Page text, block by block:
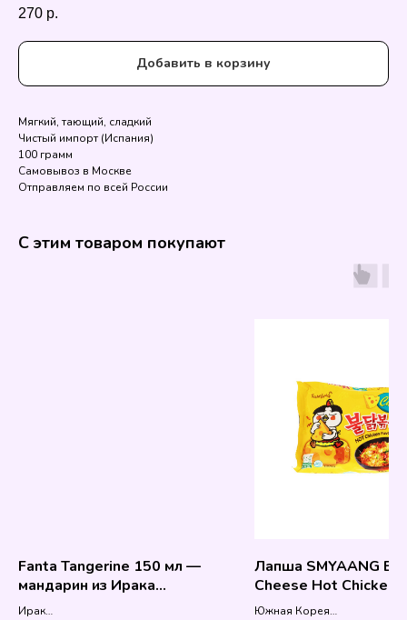
270 р.
Добавить в корзину
Мягкий, тающий, сладкий
Чистый импорт (Испания)
100 грамм
Самовывоз в Москве
Отправляем по всей России
С этим товаром покупают
Fanta Tangerine 150 мл —
мандарин из Ирака
(редкость)
Ирак
Лапша SMYAANG
Cheese Hot Chicken
Ramen
Южная Корея